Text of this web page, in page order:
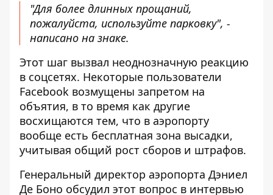
"Для более длинных прощаний,
пожалуйста, используйте парковку", -
написано на знаке.
Этот шаг вызвал неоднозначную реакцию
в соцсетях. Некоторые пользователи
Facebook возмущены запретом на
объятия, в то время как другие
восхищаются тем, что в аэропорту
вообще есть бесплатная зона высадки,
учитывая общий рост сборов и штрафов.
Генеральный директор аэропорта Дэниел
Де Боно обсудил этот вопрос в интервью